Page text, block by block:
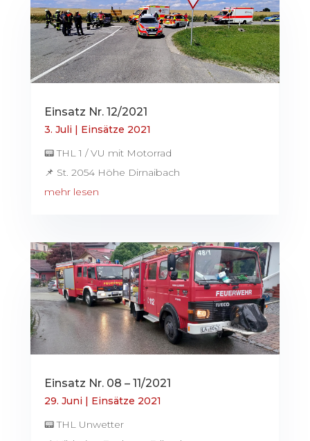
Einsatz Nr. 12/2021
3. Juli | Einsätze 2021
📟 THL 1 / VU mit Motorrad
📌 St. 2054 Höhe Dirnaibach
mehr lesen
Einsatz Nr. 08 – 11/2021
29. Juni | Einsätze 2021
📟 THL Unwetter